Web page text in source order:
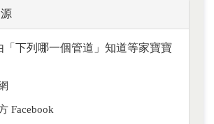
「下列哪一個管道」知道等家寶寶
Facebook